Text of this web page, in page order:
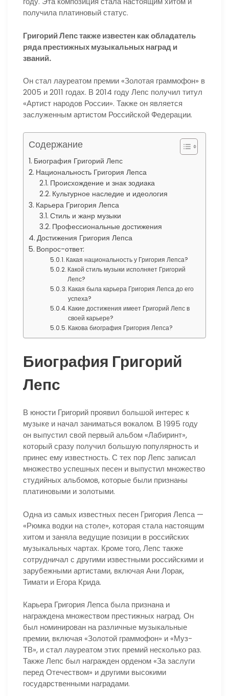
получила платиновый статус.
Григорий Лепс также известен как обладатель
ряда престижных музыкальных наград и
званий.
Он стал лауреатом премии «Золотая граммофон» в
2005 и 2011 годах. В 2014 году Лепс получил титул
«Артист народов России». Также он является
заслуженным артистом Российской Федерации.
Содержание
Биография Григорий Лепс
Национальность Григория Лепса
Происхождение и знак зодиака
Культурное наследие и идеология
Карьера Григория Лепса
Стиль и жанр музыки
Профессиональные достижения
Достижения Григория Лепса
Вопрос-ответ:
Какая национальность у Григория Лепса?
Какой стиль музыки исполняет Григорий
Лепс?
Какая была карьера Григория Лепса до его
успеха?
Какие достижения имеет Григорий Лепс в
своей карьере?
Какова биография Григория Лепса?
Биография Григорий
Лепс
В юности Григорий проявил большой интерес к
музыке и начал заниматься вокалом. В 1995 году
он выпустил свой первый альбом «Лабиринт»,
который сразу получил большую популярность и
принес ему известность. С тех пор Лепс записал
множество успешных песен и выпустил множество
студийных альбомов, которые были признаны
платиновыми и золотыми.
Одна из самых известных песен Григория Лепса —
«Рюмка водки на столе», которая стала настоящим
хитом и заняла ведущие позиции в российских
музыкальных чартах. Кроме того, Лепс также
сотрудничал с другими известными российскими и
зарубежными артистами, включая Ани Лорак,
Тимати и Егора Крида.
Карьера Григория Лепса была признана и
награждена множеством престижных наград. Он
был номинирован на различные музыкальные
премии, включая «Золотой граммофон» и «Муз-
ТВ», и стал лауреатом этих премий несколько раз.
Также Лепс был награжден орденом «За заслуги
перед Отечеством» и другими высокими
государственными наградами.